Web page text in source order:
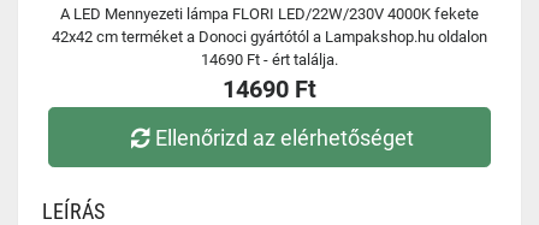
A LED Mennyezeti lámpa FLORI LED/22W/230V 4000K fekete
42x42 cm terméket a Donoci gyártótól a Lampakshop.hu oldalon
14690 Ft - ért találja.
14690 Ft
Ellenőrizd az elérhetőséget
LEÍRÁS